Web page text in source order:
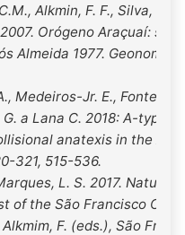
Alkmin, F. F., Silva, L.C.,
Orógeno Araçuaí:
Almeida 1977. Geonomos,
Medeiros-Jr. E., Fonte-
a Lana C. 2018: A-type
anatexis in the
321, 515-536.
L. S. 2017. Nature
of the São Francisco
F. (eds.), São